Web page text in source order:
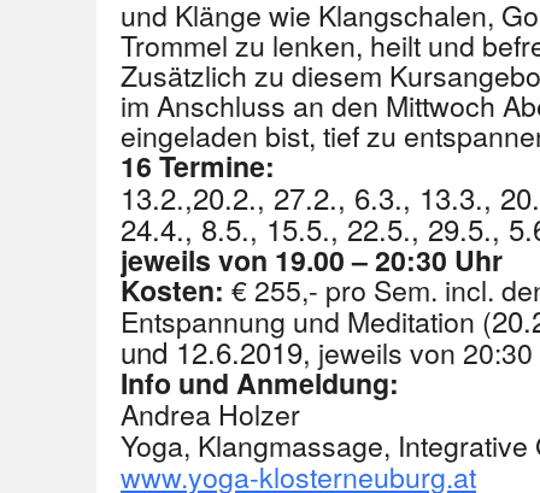
und Klänge wie Klangschalen,
Trommel zu lenken, heilt und
Zusätzlich zu diesem
im Anschluss an den Mittwoch
eingeladen bist, tief zu
16 Termine:
13.2.,20.2., 27.2., 6.3., 13.3.,
24.4., 8.5., 15.5., 22.5., 29.5.,
jeweils von 19.00 – 20:30 Uhr
Kosten: € 255,- pro Sem. incl.
Entspannung und Meditation (
und 12.6.2019, jeweils von
Info und Anmeldung:
Andrea Holzer
Yoga, Klangmassage,
www.yoga-klosterneuburg.at